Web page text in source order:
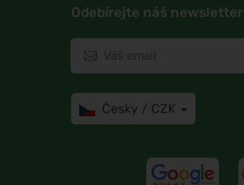
Odebírejte náš newsletter
Česky / CZK